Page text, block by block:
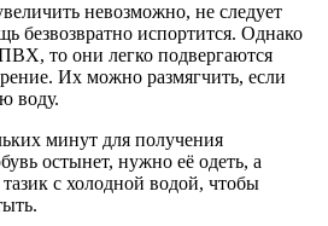
невозможно, не следует
безвозвратно испортится. Однако
то они легко подвергаются
Их можно размягчить, если
воду.
минут для получения
остынет, нужно её одеть, а
с холодной водой, чтобы